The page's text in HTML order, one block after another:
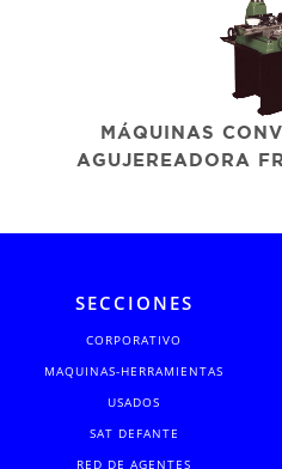
MÁQUINAS
AGUJEREADORA
SECCIONES
CORPORATIVO
MAQUINAS-HERRAMIENTAS
USADOS
SAT DEFANTE
RED DE AGENTES